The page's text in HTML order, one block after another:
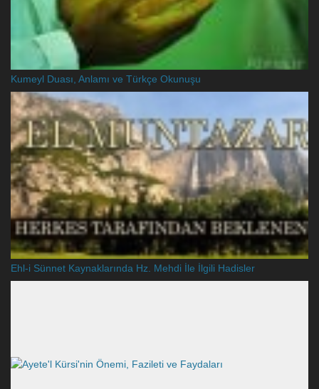
Kumeyl Duası, Anlamı ve Türkçe Okunuşu
Ehl-i Sünnet Kaynaklarında Hz. Mehdi İle İlgili Hadisler